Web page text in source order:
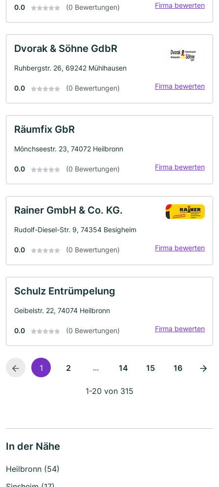
0.0 (0 Bewertungen) Firma bewerten
Dvorak & Söhne GdbR
Ruhbergstr. 26, 69242 Mühlhausen
0.0 (0 Bewertungen) Firma bewerten
Räumfix GbR
Mönchseestr. 23, 74072 Heilbronn
0.0 (0 Bewertungen) Firma bewerten
Rainer GmbH & Co. KG.
Rudolf-Diesel-Str. 9, 74354 Besigheim
0.0 (0 Bewertungen) Firma bewerten
Schulz Entrümpelung
Geibelstr. 22, 74074 Heilbronn
0.0 (0 Bewertungen) Firma bewerten
1 2 ... 14 15 16
1-20 von 315
In der Nähe
Heilbronn (54)